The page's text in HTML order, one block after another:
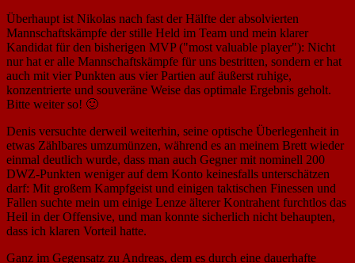
Überhaupt ist Nikolas nach fast der Hälfte der absolvierten
Mannschaftskämpfe der stille Held im Team und mein klarer
Kandidat für den bisherigen MVP ("most valuable player"): Nicht
nur hat er alle Mannschaftskämpfe für uns bestritten, sondern er hat
auch mit vier Punkten aus vier Partien auf äußerst ruhige,
konzentrierte und souveräne Weise das optimale Ergebnis geholt.
Bitte weiter so! 🙂
Denis versuchte derweil weiterhin, seine optische Überlegenheit in
etwas Zählbares umzumünzen, während es an meinem Brett wieder
einmal deutlich wurde, dass man auch Gegner mit nominell 200
DWZ-Punkten weniger auf dem Konto keinesfalls unterschätzen
darf: Mit großem Kampfgeist und einigen taktischen Finessen und
Fallen suchte mein um einige Lenze älterer Kontrahent furchtlos das
Heil in der Offensive, und man konnte sicherlich nicht behaupten,
dass ich klaren Vorteil hatte.
Ganz im Gegensatz zu Andreas, dem es durch eine dauerhafte